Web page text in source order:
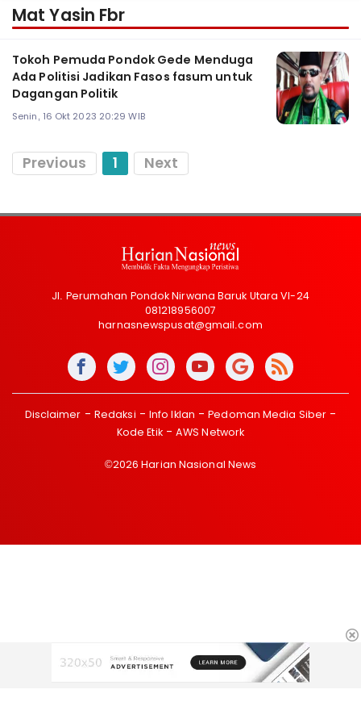
Mat Yasin Fbr
Tokoh Pemuda Pondok Gede Menduga
Ada Politisi Jadikan Fasos fasum untuk
Dagangan Politik
Senin, 16 Okt 2023 20:29 WIB
Previous 1 Next
Jl. Perumahan Pondok Nirwana Baruk Utara VI-24
081218956007
harnasnewspusat@gmail.com
Disclaimer Redaksi Info Iklan
Pedoman Media Siber
Kode Etik
AWS Network
©2026 Harian Nasional News